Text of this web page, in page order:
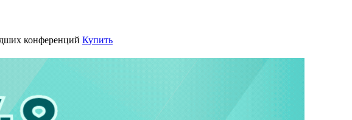
конференций Купить